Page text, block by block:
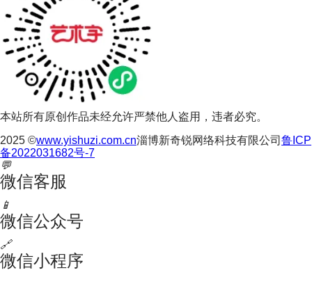
本站所有原创作品未经允许严禁他人盗用，违者必究。
2025 ©www.yishuzi.com.cn淄博新奇锐网络科技有限公司 鲁ICP
备2022031682号-7
💬
微信客服
📱
微信公众号
🔗
微信小程序